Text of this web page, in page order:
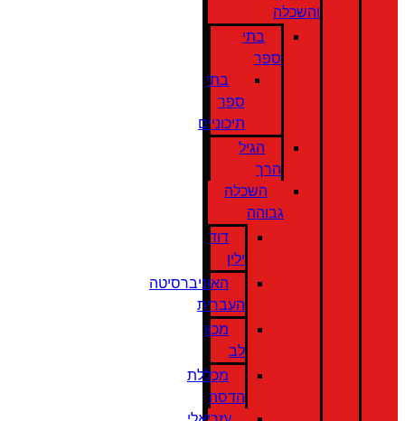
והשכלה
בתי
ספר
בתי
ספר
תיכוניים
הגיל
הרך
השכלה
גבוהה
דוד
ילין
האוניברסיטה
העברית
מכון
לב
מכללת
הדסה